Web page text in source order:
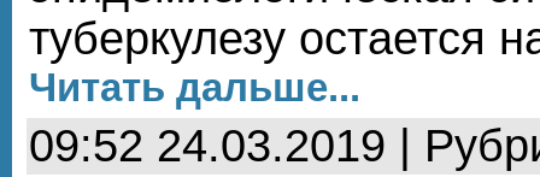
туберкулезу остается
Читать дальше...
09:52 24.03.2019 |